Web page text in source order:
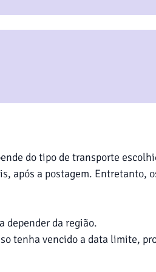
do tipo de transporte
após a postagem.
depender da região.
tenha vencido a data limite,